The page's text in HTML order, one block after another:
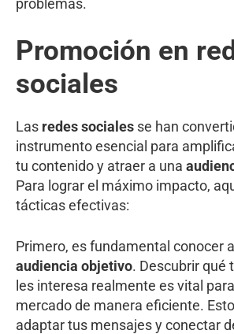
problemas.
Promoción en
sociales
Las redes sociales se han
instrumento esencial para
tu contenido y atraer a una
Para lograr el máximo impacto,
tácticas efectivas:
Primero, es fundamental conocer
audiencia objetivo. Descubrir qué
les interesa realmente es vital
mercado de manera eficiente.
adaptar tus mensajes y conectar